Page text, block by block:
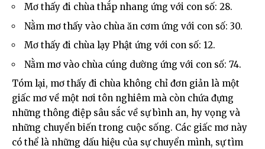
Mơ thấy đi chùa thắp nhang ứng với con số: 28.
Nằm mơ thấy vào chùa ăn cơm ứng với con số: 30.
Mơ thấy đi chùa lạy Phật ứng với con số: 12.
Nằm mơ vào chùa cúng dường ứng với con số: 74.
Tóm lại, mơ thấy đi chùa không chỉ đơn giản là một
giấc mơ về một nơi tôn nghiêm mà còn chứa đựng
những thông điệp sâu sắc về sự bình an, hy vọng và
những chuyển biến trong cuộc sống. Các giấc mơ này
có thể là những dấu hiệu của sự chuyển mình, sự tìm